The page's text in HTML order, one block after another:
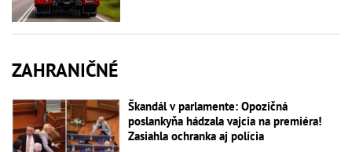
ZAHRANIČNÉ
Škandál v parlamente: Opozičná
poslankyňa hádzala vajcia na premiéra!
Zasiahla ochranka aj polícia